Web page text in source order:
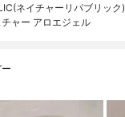
ネイチャーリパブリック)
ャー アロエジェル